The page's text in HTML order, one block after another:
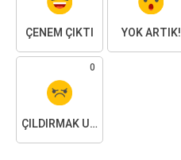
ÇENEM ÇIKTI YOK ARTIK!
0
ÇILDIRMAK ÜZEREYIM